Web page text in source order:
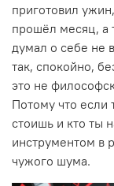
приготовил
прошёл месяц, а
думал о себе не
так, спокойно,
это не
Потому что если
стоишь и кто ты
инструментом в
чужого шума.